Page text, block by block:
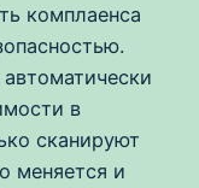
комплаенса
в
сканируют
меняется и